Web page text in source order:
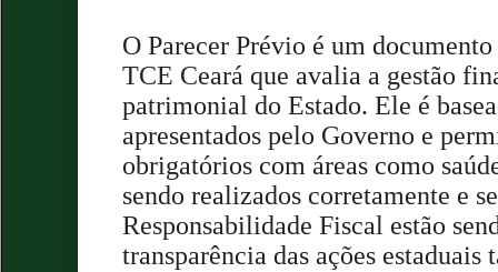
O Parecer Prévio é um
TCE Ceará que avalia a gestão
patrimonial do Estado. Ele é
apresentados pelo Governo e
obrigatórios com áreas como
sendo realizados corretamente e
Responsabilidade Fiscal estão
transparência das ações